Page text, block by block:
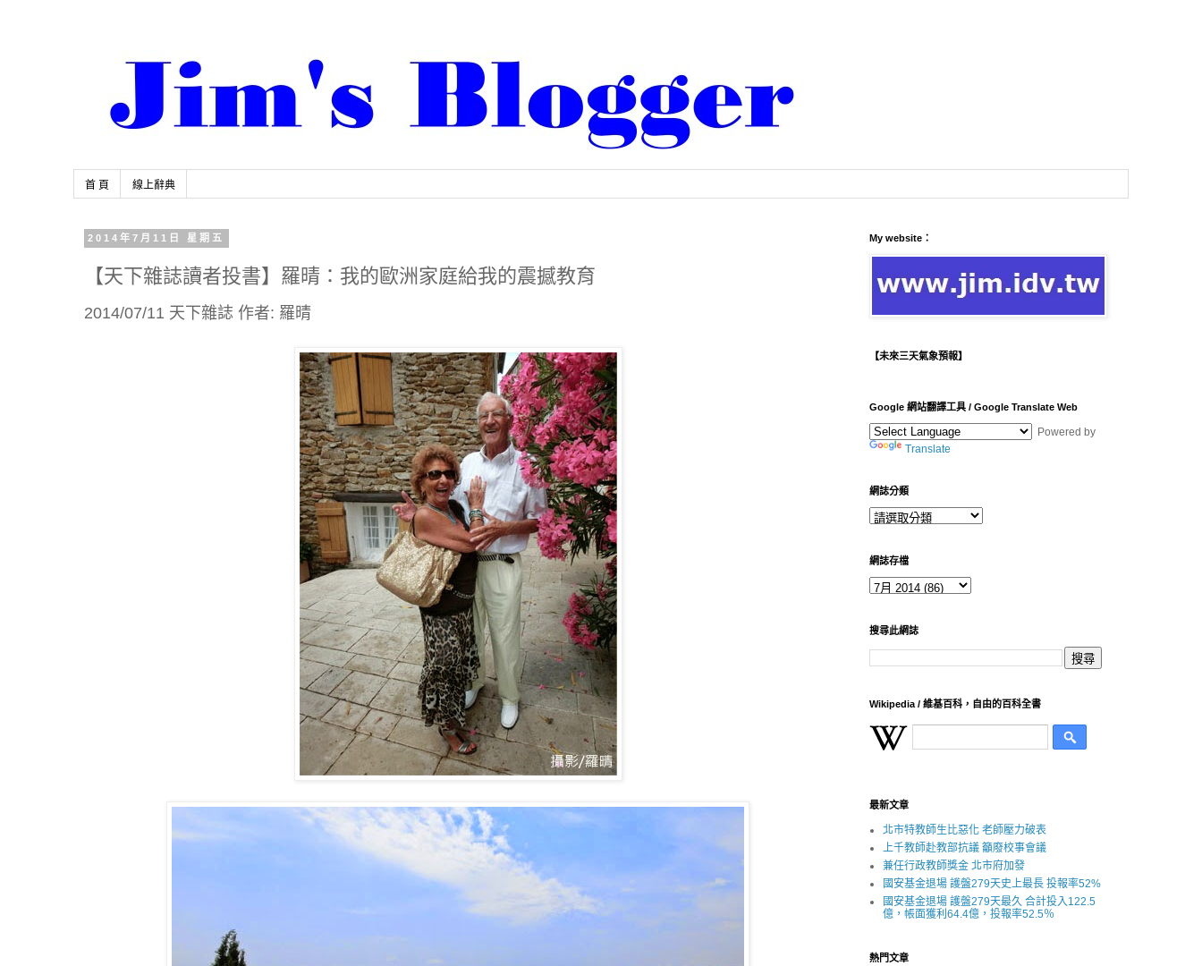
首 頁 線上辭典
2014年7月11日 星期五
【天下雜誌讀者投書】羅晴：我的歐洲家庭給我的震撼教育
2014/07/11 天下雜誌 作者: 羅晴
My website：
【未來三天氣象預報】
Google 網站翻譯工具 / Google Translate Web
Powered by
Translate
網誌分類
網誌存檔
搜尋此網誌
Wikipedia / 維基百科，自由的百科全書
最新文章
北市特教師生比惡化 老師壓力破表
上千教師赴教部抗議 籲廢校事會議
兼任行政教師獎金 北市府加發
國安基金退場 護盤279天史上最長 投報率52%
國安基金退場 護盤279天最久 合計投入122.5
億，帳面獲利64.4億，投報率52.5％
熱門文章